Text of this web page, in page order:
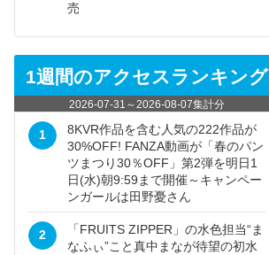
売
1週間のアクセスランキング
2026-07-31 ～2026-08-07集計分
1
8KVR作品を含む人気の222作品が
30%OFF! FANZA動画が「春のパン
ツまつり30％OFF」第2弾を明日1
日(水)朝9:59まで開催～キャンペー
ンガールは田野憂さん
2
「FRUITS ZIPPER」の水色担当“ま
なふぃ”こと真中まなが待望の初水